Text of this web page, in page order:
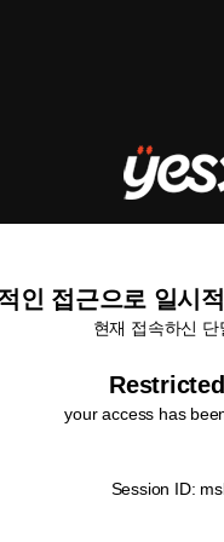
인 접근으로 일시
현재 접속하신
your access has
Session ID: